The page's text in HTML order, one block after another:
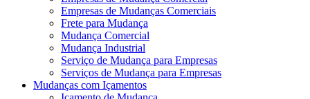
Empresas de Mudanças Comerciais
Frete para Mudança
Mudança Comercial
Mudança Industrial
Serviço de Mudança para Empresas
Serviços de Mudança para Empresas
Mudanças com Içamentos